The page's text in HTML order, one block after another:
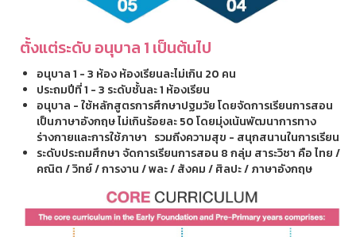
ตั้งแต่ระดับ อนุบาล 1 เป็นต้นไป
อนุบาล 1 - 3 ห้อง ห้องเรียนละไม่เกิน 20 คน
ประถมปีที่ 1 - 3 ระดับชั้นละ 1 ห้องเรียน
อนุบาล - ใช้หลักสูตรการศึกษาปฐมวัย โดยจัดการเรียนการสอน
เป็นภาษาอังกฤษ ไม่เกินร้อยละ 50 โดยมุ่งเน้นพัฒนาการทาง
ร่างกายและการใช้ภาษา รวมถีงความสุข - สนุกสนานในการเรียน
ระดับประถมศึกษา จัดการเรียนการสอน 8 กลุ่ม สาระวิชา คือ ไทย /
คณิต / วิทย์ / การงาน / พละ / สังคม / ศิลปะ / ภาษาอังกฤษ